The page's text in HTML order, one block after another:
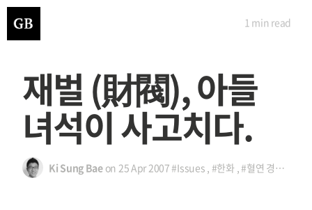
재벌 (財閥), 아들
녀석이 사고치다.
Ki Sung Baeon 25 Apr 2007#Issues , #한화 ,#혈연 경영
1 min read